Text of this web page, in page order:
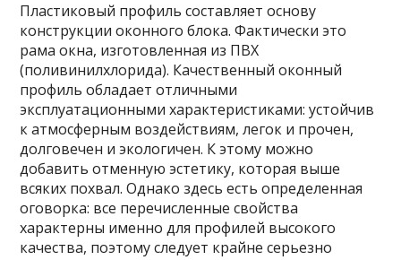
Пластиковый профиль составляет основу
конструкции оконного блока. Фактически это
рама окна, изготовленная из ПВХ
(поливинилхлорида). Качественный оконный
профиль обладает отличными
эксплуатационными характеристиками: устойчив
к атмосферным воздействиям, легок и прочен,
долговечен и экологичен. К этому можно
добавить отменную эстетику, которая выше
всяких похвал. Однако здесь есть определенная
оговорка: все перечисленные свойства
характерны именно для профилей высокого
качества, поэтому следует крайне серьезно